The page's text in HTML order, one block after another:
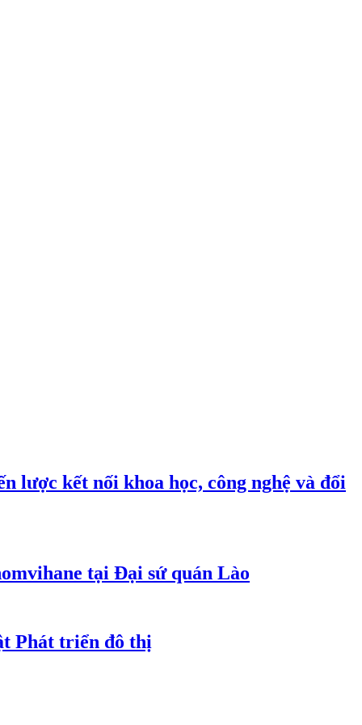
lược kết nối khoa học, công nghệ và đổi
tại Đại sứ quán Lào
Phát triển đô thị